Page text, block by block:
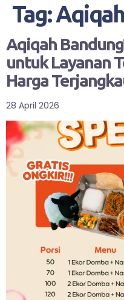
Tag:
Aqiqah
untuk Layanan
Harga
28 April 2026